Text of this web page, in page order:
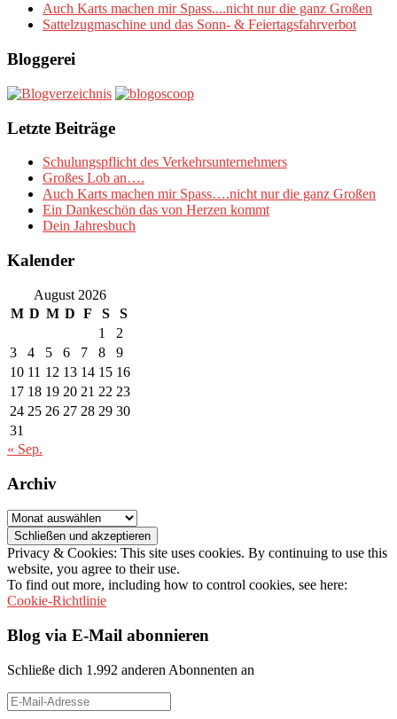
Auch Karts machen mir Spass....nicht nur die ganz Großen
Sattelzugmaschine und das Sonn- & Feiertagsfahrverbot
Bloggerei
Letzte Beiträge
Schulungspflicht des Verkehrsunternehmers
Großes Lob an….
Auch Karts machen mir Spass….nicht nur die ganz Großen
Ein Dankeschön das von Herzen kommt
Dein Jahresbuch
Kalender
August 2026
M D M D F S
S
1
2
3
4 5 6 7 8
9
10 11 12 13 14 15 16
17 18 19 20 21 22 23
24 25 26 27 28 29 30
31
« Sep.
Archiv
Archiv
Privacy & Cookies: This site uses cookies. By continuing to use this
website, you agree to their use.
To find out more, including how to control cookies, see here:
Cookie-Richtlinie
Blog via E-Mail abonnieren
Schließe dich 1.992 anderen Abonnenten an
E-
Mail-